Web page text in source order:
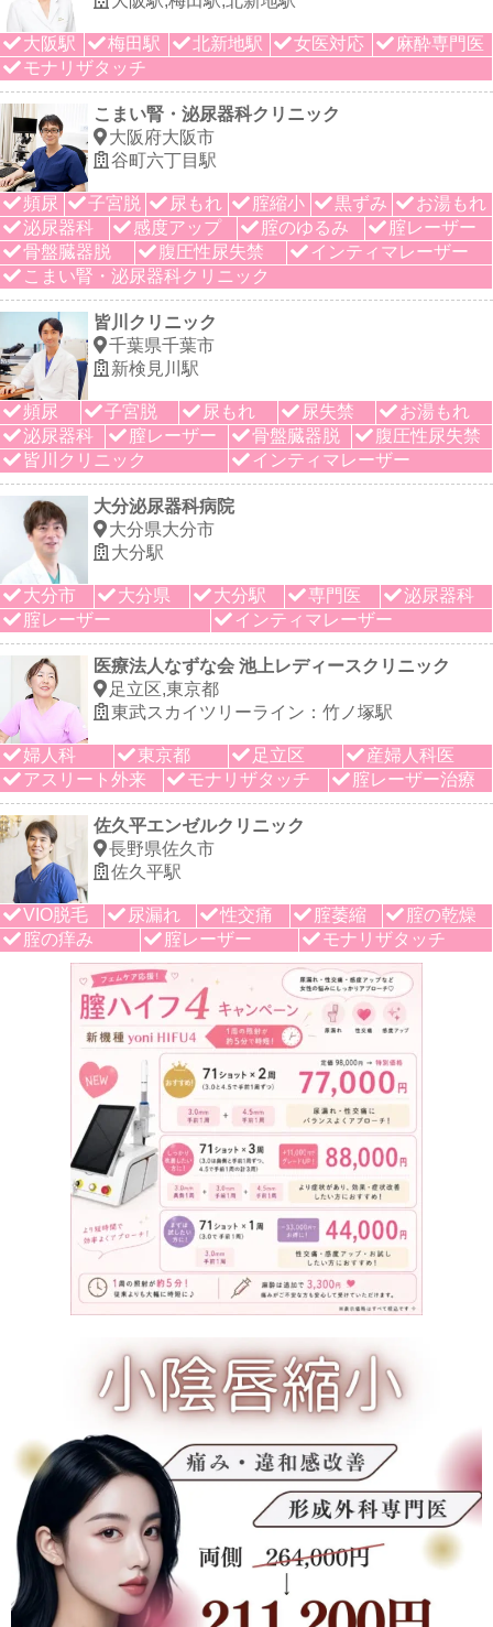
大阪駅 梅田駅 北新地駅 女医対応
麻酔専門医
モナリザタッチ
こまい腎・泌尿器科クリニック
大阪府大阪市
谷町六丁目駅
頻尿 子宮脱 尿もれ 腟縮小 黒ずみ
お湯もれ
泌尿器科
感度アップ 腟のゆるみ
腟レーザー
骨盤臓器脱
腹圧性尿失禁
インティマレーザー
こまい腎・泌尿器科クリニック
皆川クリニック
千葉県千葉市
新検見川駅
頻尿 子宮脱 尿もれ 尿失禁
お湯もれ
泌尿器科
膣レーザー 骨盤臓器脱
腹圧性尿失禁
皆川クリニック
インティマレーザー
大分泌尿器科病院
大分県大分市
大分駅
大分市 大分県 大分駅 専門医
泌尿器科
腟レーザー
インティマレーザー
医療法人なずな会 池上レディースクリニック
足立区,東京都
東武スカイツリーライン：竹ノ塚駅
婦人科 東京都 足立区
産婦人科医
アスリート外来
モナリザタッチ 腟レーザー治療
佐久平エンゼルクリニック
長野県佐久市
佐久平駅
VIO脱毛 尿漏れ 性交痛 腟萎縮
腟の乾燥
腟の痒み
腟レーザー モナリザタッチ